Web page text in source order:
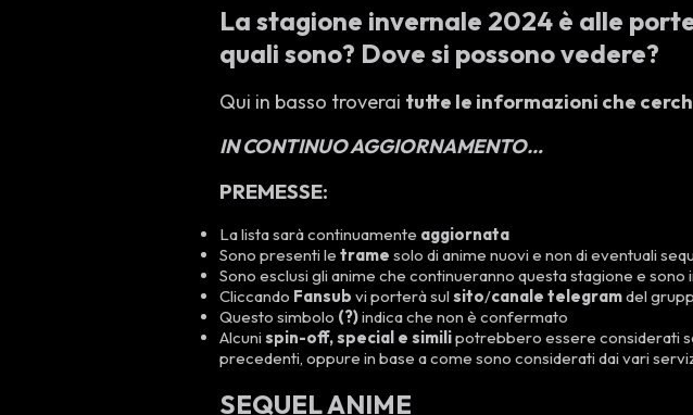
La stagione invernale 2024 è alle
quali sono? Dove si possono vedere?
Qui in basso troverai tutte le informazioni che
IN CONTINUO AGGIORNAMENTO…
PREMESSE:
La lista sarà continuamente aggiornata
Sono presenti le trame solo di anime nuovi e non di eventuali
Sono esclusi gli anime che continueranno questa stagione e
Cliccando Fansub vi porterà sul sito/canale telegramdel
Questo simbolo (?)indica che non è confermato
Alcuni spin-off, special e similipotrebbero essere considerati
precedenti, oppure in base a come sono considerati dai vari
SEQUEL ANIME